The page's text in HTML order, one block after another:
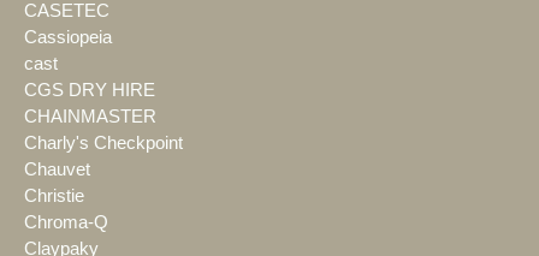
CASETEC
Cassiopeia
cast
CGS DRY HIRE
CHAINMASTER
Charly's Checkpoint
Chauvet
Christie
Chroma-Q
Claypaky